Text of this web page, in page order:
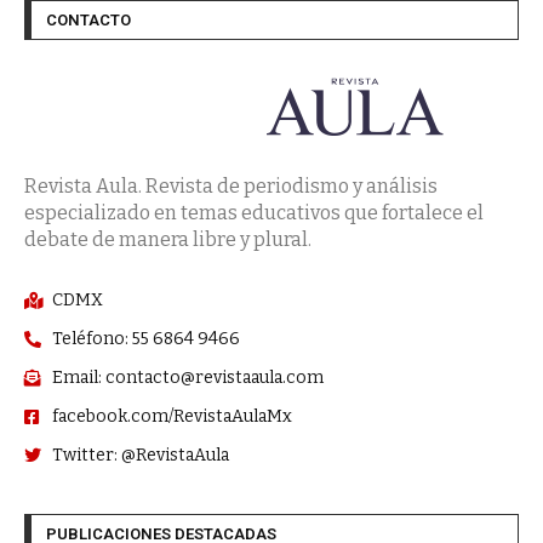
CONTACTO
Revista Aula. Revista de periodismo y análisis
especializado en temas educativos que fortalece el
debate de manera libre y plural.
CDMX
Teléfono: 55 6864 9466
Email: contacto@revistaaula.com
facebook.com/RevistaAulaMx
Twitter: @RevistaAula
PUBLICACIONES DESTACADAS